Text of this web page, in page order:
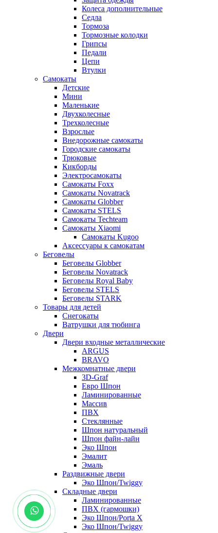
Колеса дополнительные
Седла
Тормоза
Тормозные колодки
Грипсы
Педали
Цепи
Втулки
Самокаты
Детские
Мини
Маленькие
Двухколесные
Трехколесные
Взрослые
Внедорожные самокаты
Городские самокаты
Трюковые
Кикборды
Электросамокаты
Самокаты Foxx
Самокаты Novatrack
Самокаты Globber
Самокаты STELS
Самокаты Techteam
Самокаты Xiaomi
Самокаты Kugoo
Аксессуары к самокатам
Беговелы
Беговелы Globber
Беговелы Novatrack
Беговелы Royal Baby
Беговелы STELS
Беговелы STARK
Товары для детей
Снегокаты
Ватрушки для тюбинга
Двери
Двери входные металлические
ARGUS
BRAVO
Межкомнатные двери
3D-Graf
Евро Шпон
Ламинированные
Массив
ПВХ
Стеклянные
Шпон натуральный
Шпон файн-лайн
Эко Шпон
Эмалит
Эмаль
Раздвижные двери
Эко Шпон/Twiggy
Складные двери
Ламинированные
ПВХ (гармошки)
Эко Шпон/Porta X
Эко Шпон/Twiggy